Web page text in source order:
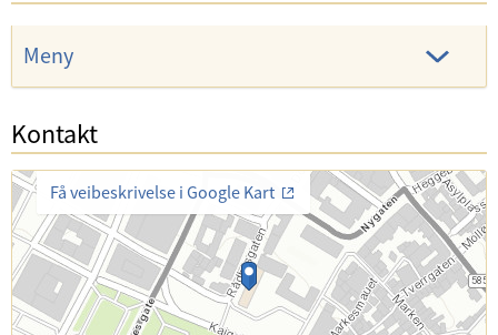
Meny
Kontakt
Få veibeskrivelse i Google Kart